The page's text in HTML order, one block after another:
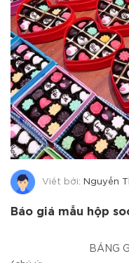
Viết bởi: Nguyễn
Báo giá mẫu hộp
BẢNG GIÁ